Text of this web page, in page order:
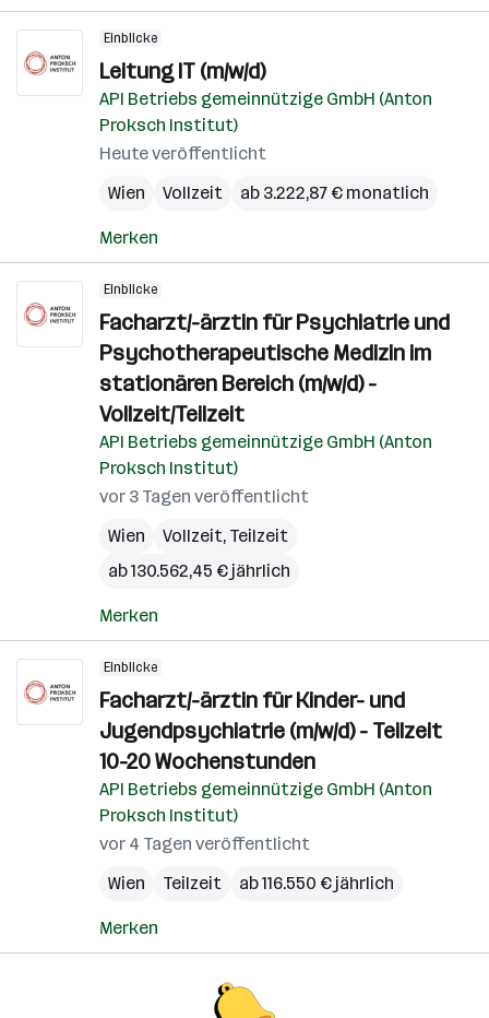
Einblicke
Leitung IT (m/w/d)
API Betriebs gemeinnützige GmbH (Anton
Proksch Institut)
Heute veröffentlicht
Wien
Vollzeit ab 3.222,87 € monatlich
Merken
Einblicke
Facharzt/-ärztin für Psychiatrie und
Psychotherapeutische Medizin im
stationären Bereich (m/w/d) -
Vollzeit/Teilzeit
API Betriebs gemeinnützige GmbH (Anton
Proksch Institut)
vor 3 Tagen veröffentlicht
Wien
Vollzeit, Teilzeit
ab 130.562,45 € jährlich
Merken
Einblicke
Facharzt/-ärztin für Kinder- und
Jugendpsychiatrie (m/w/d) - Teilzeit
10-20 Wochenstunden
API Betriebs gemeinnützige GmbH (Anton
Proksch Institut)
vor 4 Tagen veröffentlicht
Wien
Teilzeit ab 116.550 € jährlich
Merken